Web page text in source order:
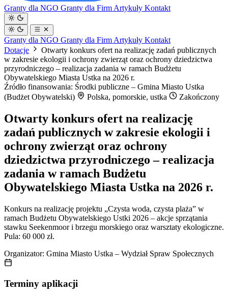
Granty dla NGO Granty dla Firm Artykuły Kontakt
Granty dla NGO Granty dla Firm Artykuły Kontakt
Dotacje
Otwarty konkurs ofert na realizację zadań publicznych
w zakresie ekologii i ochrony zwierząt oraz ochrony dziedzictwa
przyrodniczego – realizacja zadania w ramach Budżetu
Obywatelskiego Miasta Ustka na 2026 r.
Źródło finansowania: Środki publiczne – Gmina Miasto Ustka
(Budżet Obywatelski)
Polska, pomorskie, ustka Zakończony
Otwarty konkurs ofert na realizację
zadań publicznych w zakresie ekologii i
ochrony zwierząt oraz ochrony
dziedzictwa przyrodniczego – realizacja
zadania w ramach Budżetu
Obywatelskiego Miasta Ustka na 2026 r.
Konkurs na realizację projektu „Czysta woda, czysta plaża” w
ramach Budżetu Obywatelskiego Ustki 2026 – akcje sprzątania
stawku Seekenmoor i brzegu morskiego oraz warsztaty ekologiczne.
Pula: 60 000 zł.
Organizator: Gmina Miasto Ustka – Wydział Spraw Społecznych
Terminy aplikacji